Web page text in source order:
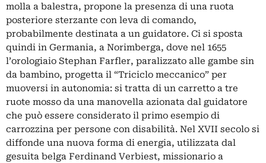
molla a balestra, propone la presenza di una ruota
posteriore sterzante con leva di comando,
probabilmente destinata a un guidatore. Ci si sposta
quindi in Germania, a Norimberga, dove nel 1655
l’orologiaio Stephan Farfler, paralizzato alle gambe sin
da bambino, progetta il “Triciclo meccanico” per
muoversi in autonomia: si tratta di un carretto a tre
ruote mosso da una manovella azionata dal guidatore
che può essere considerato il primo esempio di
carrozzina per persone con disabilità. Nel XVII secolo si
diffonde una nuova forma di energia, utilizzata dal
gesuita belga Ferdinand Verbiest, missionario a